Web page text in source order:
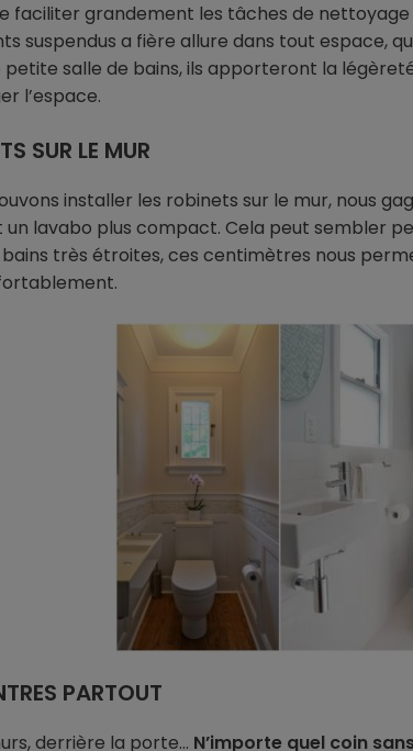
faciliter grandement les tâches de nettoyage
suspendus a fière allure dans tout espace,
petite salle de bains, ils apporteront la
l’espace.
SUR LE MUR
installer les robinets sur le mur, nous
lavabo plus compact. Cela peut sembler
bains très étroites, ces centimètres nous
PARTOUT
derrière la porte… N’importe quel coin